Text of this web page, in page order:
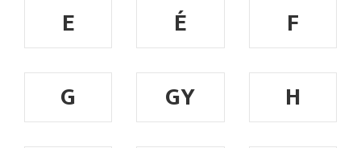
E
É
F
G
GY H